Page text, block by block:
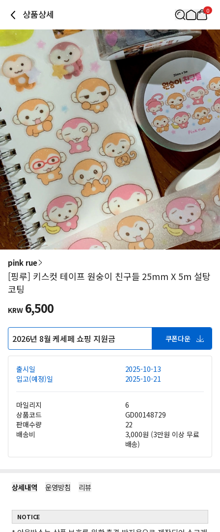
상품상세 0
pink rue
[핑루] 키스컷 테이프 원숭이 친구들 25mm X 5m 설탕
코팅
KRW 6,500
2026년 8월 케세페 쇼핑 지원금 쿠폰다운
출시일
2025-10-13
입고(예정)일
2025-10-21
마일리지
6
상품코드
GD00148729
판매수량
22
배송비
3,000원 (3만원 이상 무료
배송)
상세내역 운영방침 리뷰
NOTICE